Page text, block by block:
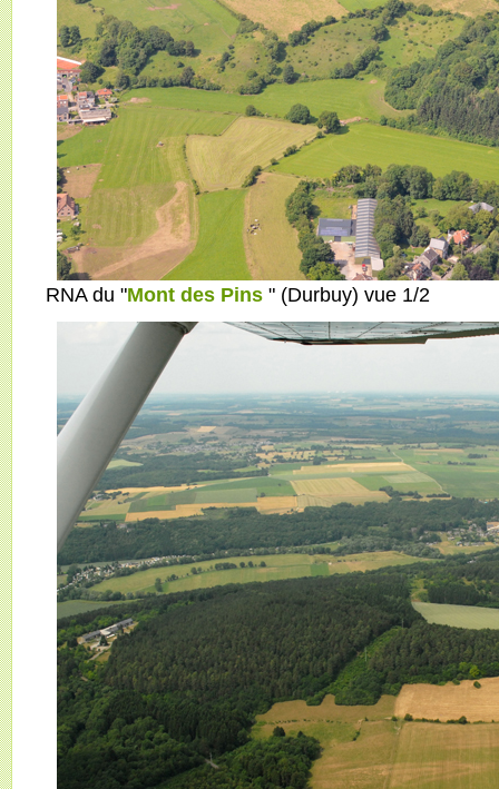
RNA du "Mont des Pins " (Durbuy) vue 1/2